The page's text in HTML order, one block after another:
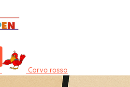
Corvo rosso